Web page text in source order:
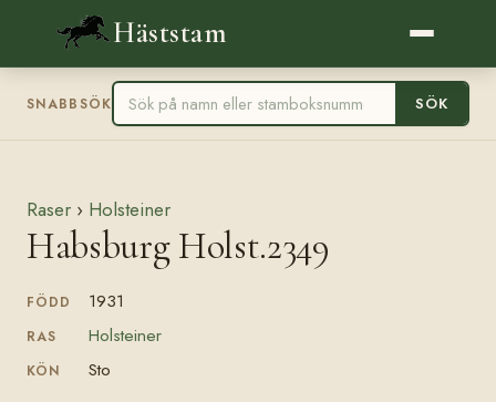
Häststam
SNABBSÖK SÖK
Raser › Holsteiner
Habsburg Holst.2349
FÖDD 1931
RAS Holsteiner
KÖN Sto